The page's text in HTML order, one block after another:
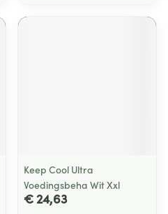
Keep Cool Ultra
Voedingsbeha Wit Xxl
€ 24,63